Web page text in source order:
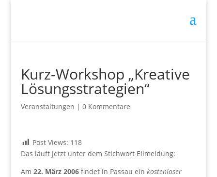
Kurz-Workshop „Kreative
Lösungsstrategien“
Veranstaltungen | 0 Kommentare
Post Views: 118
Das läuft jetzt unter dem Stichwort Eilmeldung:
Am 22. März 2006findet in Passau ein kostenloser